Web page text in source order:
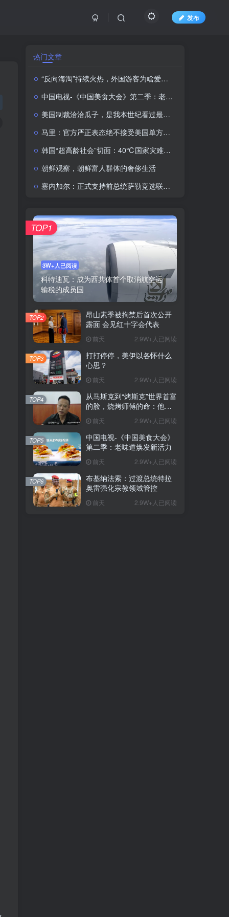
发布
热门文章
“反向海淘”持续火热，外国游客为啥爱上“中国购”？
中国电视-《中国美食大会》第二季：老味道焕发新活力
美国制裁洽洽瓜子，是我本世纪看过最大的笑话
马里：官方严正表态绝不接受美国单方面军事干预
韩国“超高龄社会”切面：40℃国家灾难状态下，2400名首尔老人还在巷子里收废纸
朝鲜观察，朝鲜富人群体的奢侈生活
塞内加尔：正式支持前总统萨勒竞选联合国秘书长
3W+人已阅读
科特迪瓦：成为西共体首个取消航空运
输税的成员国
TOP1
昂山素季被拘禁后首次公开
露面 会见红十字会代表
前天 2.9W+人已阅读
TOP2
打打停停，美伊以各怀什么
心思？
前天 2.9W+人已阅读
TOP3
从马斯克到“烤斯克”世界首富
的脸，烧烤师傅的命：他靠
前天 2.9W+人已阅读
TOP4
中国电视-《中国美食大会》
第二季：老味道焕发新活力
前天 2.9W+人已阅读
TOP5
布基纳法索：过渡总统特拉
奥雷强化宗教领域管控
前天 2.9W+人已阅读
TOP6